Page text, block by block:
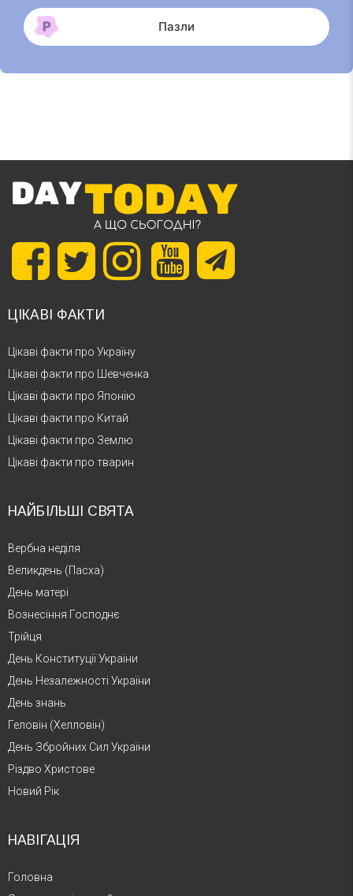
Пазли
ЦІКАВІ ФАКТИ
Цікаві факти про Україну
Цікаві факти про Шевченка
Цікаві факти про Японію
Цікаві факти про Китай
Цікаві факти про Землю
Цікаві факти про тварин
НАЙБІЛЬШІ СВЯТА
Вербна неділя
Великдень (Пасха)
День матері
Вознесіння Господнє
Трійця
День Конституції України
День Незалежності України
День знань
Геловін (Хелловін)
День Збройних Сил України
Різдво Христове
Новий Рік
НАВІГАЦІЯ
Головна